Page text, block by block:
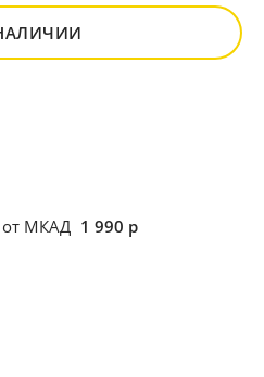
от МКАД 1 990 р